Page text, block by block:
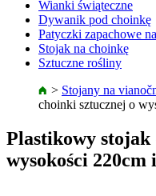
Wianki świąteczne
Dywanik pod choinkę
Patyczki zapachowe
Stojak na choinkę
Sztuczne rośliny
> Stojany na
choinki sztucznej o
Plastikowy stojak
wysokości 220cm